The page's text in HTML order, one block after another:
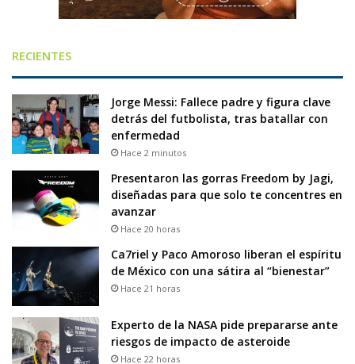
RECIENTES
Jorge Messi: Fallece padre y figura clave
detrás del futbolista, tras batallar con
enfermedad
Hace 2 minutos
Presentaron las gorras Freedom by Jagi,
diseñadas para que solo te concentres en
avanzar
Hace 20 horas
Ca7riel y Paco Amoroso liberan el espíritu
de México con una sátira al “bienestar”
Hace 21 horas
Experto de la NASA pide prepararse ante
riesgos de impacto de asteroide
Hace 22 horas